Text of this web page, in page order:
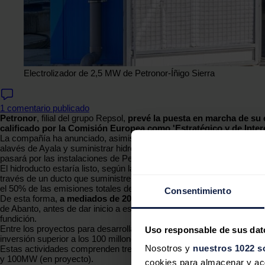
Consentimiento
Uso responsable de sus
Nosotros y nuestros 1022
cookies para almacenar y
Electrolizador de 2,5 MW de Petronor- Íñigo Sierra
1 comentario publicado
Petronor, filial del grupo Repsol, prevé la puesta en marcha de su
calificado por la Comisión Europea como 'Estratégico y de
La compañía ha anunciado, asimismo, dentro de su estrategia de
alavés de Ayala y suministrar hidrógeno verde a empresas
pasará por las instalaciones de Petronor.
El hidroducto estaría listo, según las estimaciones de Petronor,
través de un ducto que suministre el hidrógeno producido en el
el 50% de las emisiones totales del País Vasco.
De esta forma, a mediados de 2028 Petronor estará en
de Abanto, antes de dar inicio a estehidroducto, proyecto que
fundición.
Entre los proyectos para desarrollar nuevas iniciativas bajas en
inversión superior a los 100 millones de euros, como de la de
Estas actividades comprenden tres tipos de proyectos. Enprimer
y 100MW (en proyecto).